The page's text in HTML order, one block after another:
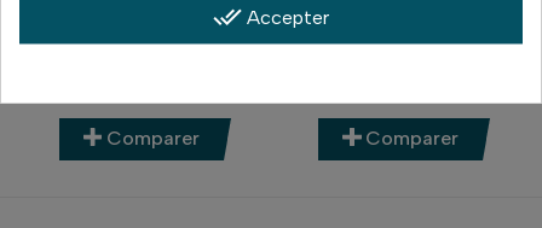
119,00 €
Comparer
1 200,00 €
Comparer
done_all Accepter